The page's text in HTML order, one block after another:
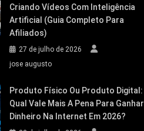
Criando Vídeos Com Inteligência
Artificial (Guia Completo Para
Afiliados)
27 de julho de 2026
jose augusto
Produto Físico Ou Produto Digital:
Qual Vale Mais A Pena Para Ganhar
Dinheiro Na Internet Em 2026?